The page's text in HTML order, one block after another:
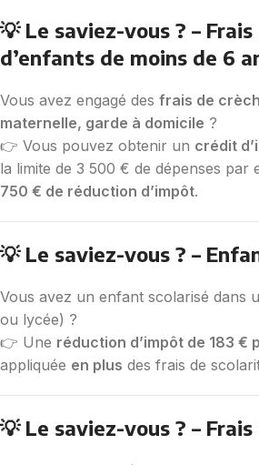
💡 Le saviez-vous ? –
d’enfants de moins de 6
Vous avez engagé des frais de
maternelle, garde à domicile ?
👉 Vous pouvez obtenir un crédit
la limite de 3 500 € de dépenses par
750 € de réduction d’impôt.
💡 Le saviez-vous ? –
Vous avez un enfant scolarisé dans
ou lycée) ?
👉 Une réduction d’impôt de 183 €
appliquée en plus des frais de
💡 Le saviez-vous ? –